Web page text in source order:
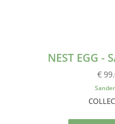
NEST EGG -
€